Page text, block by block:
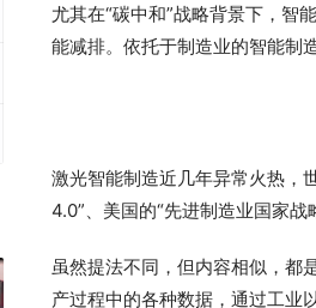
尤其在“碳中和”战略背景下，智
能减排。依托于制造业的智能制
激光智能制造近几年异常火热，
4.0”、美国的“先进制造业国家
虽然提法不同，但内容相似，都
产过程中的各种数据，通过工业